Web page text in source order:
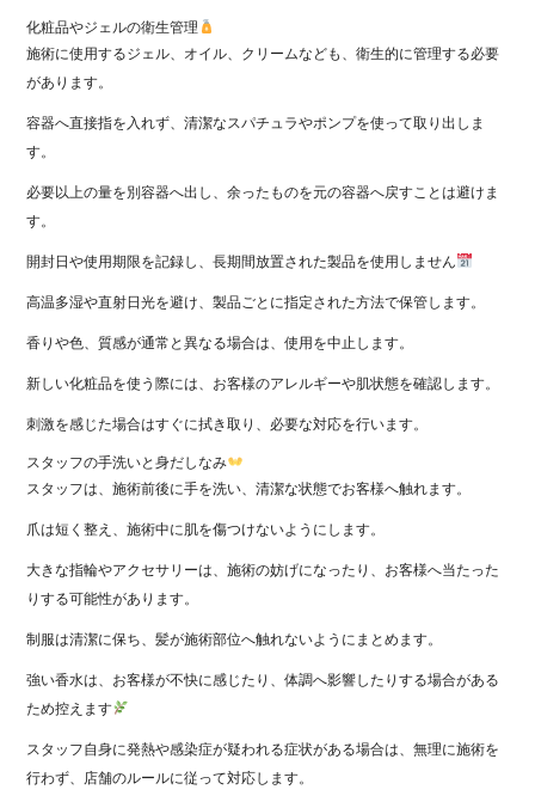
化粧品やジェルの衛生管理
施術に使用するジェル、オイル、クリームなども、衛生的に管理する必要
があります。
容器へ直接指を入れず、清潔なスパチュラやポンプを使って取り出しま
す。
必要以上の量を別容器へ出し、余ったものを元の容器へ戻すことは避けま
す。
開封日や使用期限を記録し、長期間放置された製品を使用しません
高温多湿や直射日光を避け、製品ごとに指定された方法で保管します。
香りや色、質感が通常と異なる場合は、使用を中止します。
新しい化粧品を使う際には、お客様のアレルギーや肌状態を確認します。
刺激を感じた場合はすぐに拭き取り、必要な対応を行います。
スタッフの手洗いと身だしなみ
スタッフは、施術前後に手を洗い、清潔な状態でお客様へ触れます。
爪は短く整え、施術中に肌を傷つけないようにします。
大きな指輪やアクセサリーは、施術の妨げになったり、お客様へ当たった
りする可能性があります。
制服は清潔に保ち、髪が施術部位へ触れないようにまとめます。
強い香水は、お客様が不快に感じたり、体調へ影響したりする場合がある
ため控えます
スタッフ自身に発熱や感染症が疑われる症状がある場合は、無理に施術を
行わず、店舗のルールに従って対応します。